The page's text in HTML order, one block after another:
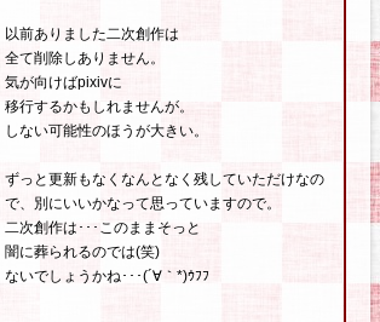
以前ありました二次創作は
全て削除しありません。
気が向けばpixivに
移行するかもしれませんが。
しない可能性のほうが大きい。
ずっと更新もなくなんとなく残していただけなの
で、別にいいかなって思っていますので。
二次創作は･･･このままそっと
闇に葬られるのでは(笑)
ないでしょうかね･･･(´∀｀*)ｳﾌﾌ